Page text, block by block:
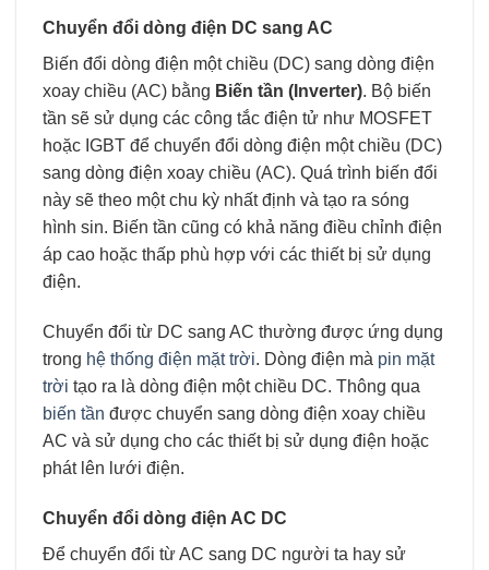
Chuyển đổi dòng điện DC sang AC
Biến đổi dòng điện một chiều (DC) sang dòng điện
xoay chiều (AC) bằng Biến tần (Inverter). Bộ biến
tần sẽ sử dụng các công tắc điện tử như MOSFET
hoặc IGBT để chuyển đổi dòng điện một chiều (DC)
sang dòng điện xoay chiều (AC). Quá trình biến đổi
này sẽ theo một chu kỳ nhất định và tạo ra sóng
hình sin. Biến tần cũng có khả năng điều chỉnh điện
áp cao hoặc thấp phù hợp với các thiết bị sử dụng
điện.
Chuyển đổi từ DC sang AC thường được ứng dụng
trong hệ thống điện mặt trời. Dòng điện mà pin mặt
trời tạo ra là dòng điện một chiều DC. Thông qua
biến tần được chuyển sang dòng điện xoay chiều
AC và sử dụng cho các thiết bị sử dụng điện hoặc
phát lên lưới điện.
Chuyển đổi dòng điện AC DC
Để chuyển đổi từ AC sang DC người ta hay sử